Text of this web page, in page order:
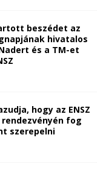
beszédet az
hivatalos
és a TM-et
hogy az ENSZ
fog
szerepelni